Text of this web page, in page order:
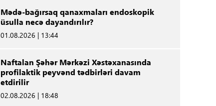
Mədə-bağırsaq qanaxmaları endoskopik
üsulla necə dayandırılır?
01.08.2026 | 13:44
Naftalan Şəhər Mərkəzi Xəstəxanasında
profilaktik peyvənd tədbirləri davam
etdirilir
02.08.2026 | 18:48